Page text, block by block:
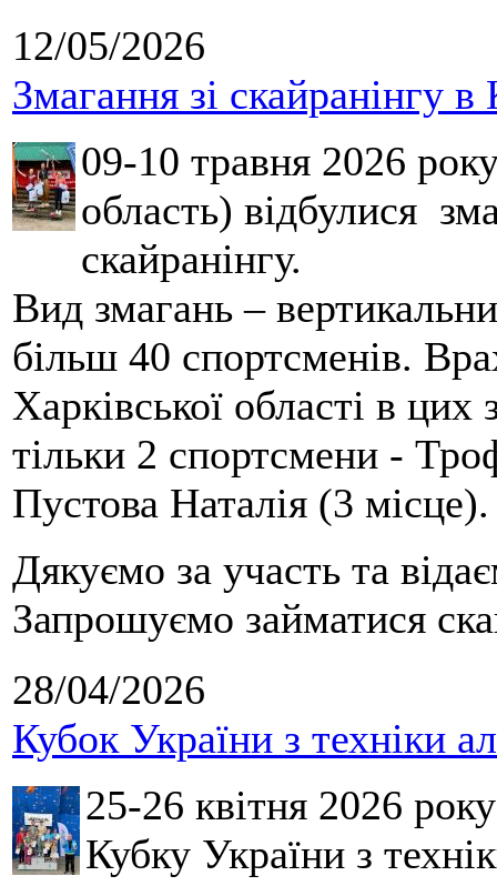
12/05/2026
Змагання зі скайранінгу в
09-10 травня 2026
область) відбулися
скайранінгу.
Вид змагань –
більш 40 спортсменів.
Харківської області в
тільки 2 спортсмени -
Пустова Наталія (3 місце).
Дякуємо за участь та
Запрошуємо займатися
28/04/2026
Кубок України з техніки
25-26 квітня 2026
Кубку України з